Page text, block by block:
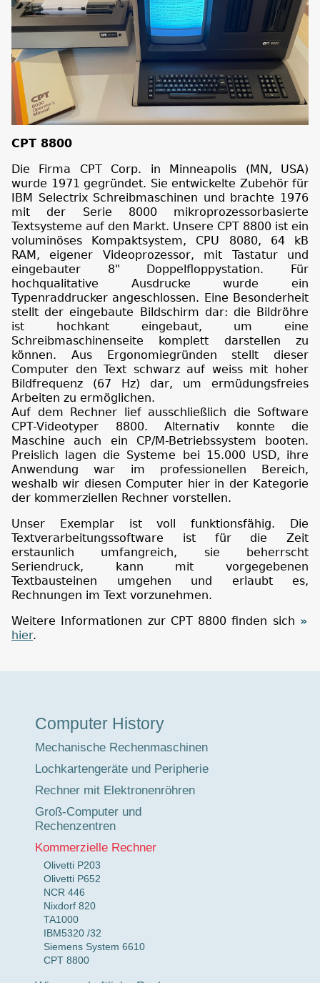
CPT 8800
Die Firma CPT Corp. in Minneapolis (MN, USA)
wurde 1971 gegründet. Sie entwickelte Zubehör für
IBM Selectrix Schreibmaschinen und brachte 1976
mit der Serie 8000 mikroprozessorbasierte
Textsysteme auf den Markt. Unsere CPT 8800 ist ein
voluminöses Kompaktsystem, CPU 8080, 64 kB
RAM, eigener Videoprozessor, mit Tastatur und
eingebauter 8" Doppelfloppystation. Für
hochqualitative Ausdrucke wurde ein
Typenraddrucker angeschlossen. Eine Besonderheit
stellt der eingebaute Bildschirm dar: die Bildröhre
ist hochkant eingebaut, um eine
Schreibmaschinenseite komplett darstellen zu
können. Aus Ergonomiegründen stellt dieser
Computer den Text schwarz auf weiss mit hoher
Bildfrequenz (67 Hz) dar, um ermüdungsfreies
Arbeiten zu ermöglichen.
Auf dem Rechner lief ausschließlich die Software
CPT-Videotyper 8800. Alternativ konnte die
Maschine auch ein CP/M-Betriebssystem booten.
Preislich lagen die Systeme bei 15.000 USD, ihre
Anwendung war im professionellen Bereich,
weshalb wir diesen Computer hier in der Kategorie
der kommerziellen Rechner vorstellen.
Unser Exemplar ist voll funktionsfähig. Die
Textverarbeitungssoftware ist für die Zeit
erstaunlich umfangreich, sie beherrscht
Seriendruck, kann mit vorgegebenen
Textbausteinen umgehen und erlaubt es,
Rechnungen im Text vorzunehmen.
Weitere Informationen zur CPT 8800 finden sich
hier.
Computer History
Mechanische Rechenmaschinen
Lochkartengeräte und Peripherie
Rechner mit Elektronenröhren
Groß-Computer und
Rechenzentren
Kommerzielle Rechner
Olivetti P203
Olivetti P652
NCR 446
Nixdorf 820
TA1000
IBM5320 /32
Siemens System 6610
CPT 8800